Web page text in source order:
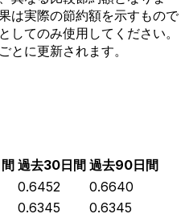
は実際の節約額を示すもので
してのみ使用してください。
とに更新されます。
過去30日間 過去90日間
0.6452
0.6640
0.6345
0.6345